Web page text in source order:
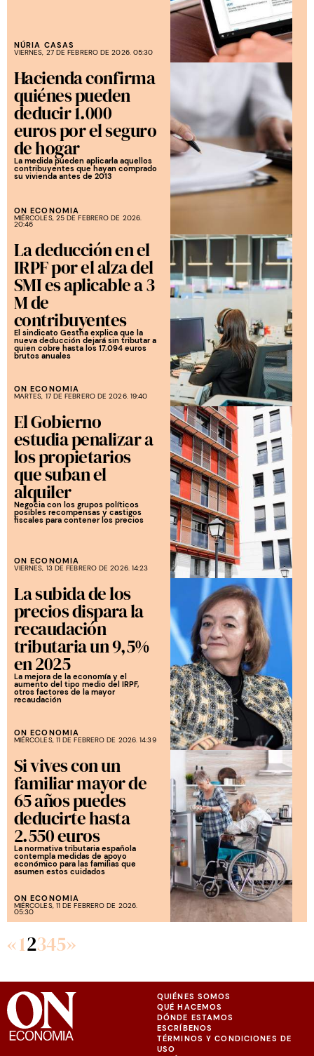
NÚRIA CASAS
VIERNES, 27 DE FEBRERO DE 2026. 05:30
Hacienda confirma
quiénes pueden
deducir 1.000
euros por el seguro
de hogar
La medida pueden aplicarla aquellos
contribuyentes que hayan comprado
su vivienda antes de 2013
ON ECONOMIA
MIÉRCOLES, 25 DE FEBRERO DE 2026.
20:46
La deducción en el
IRPF por el alza del
SMI es aplicable a 3
M de
contribuyentes
El sindicato Gestha explica que la
nueva deducción dejará sin tributar a
quien cobre hasta los 17.094 euros
brutos anuales
ON ECONOMIA
MARTES, 17 DE FEBRERO DE 2026. 19:40
El Gobierno
estudia penalizar a
los propietarios
que suban el
alquiler
Negocia con los grupos políticos
posibles recompensas y castigos
fiscales para contener los precios
ON ECONOMIA
VIERNES, 13 DE FEBRERO DE 2026. 14:23
La subida de los
precios dispara la
recaudación
tributaria un 9,5%
en 2025
La mejora de la economía y el
aumento del tipo medio del IRPF,
otros factores de la mayor
recaudación
ON ECONOMIA
MIÉRCOLES, 11 DE FEBRERO DE 2026. 14:39
Si vives con un
familiar mayor de
65 años puedes
deducirte hasta
2.550 euros
La normativa tributaria española
contempla medidas de apoyo
económico para las familias que
asumen estos cuidados
ON ECONOMIA
MIÉRCOLES, 11 DE FEBRERO DE 2026.
05:30
«12345»
QUIÉNES SOMOS
QUÉ HACEMOS
DÓNDE ESTAMOS
ESCRÍBENOS
TÉRMINOS Y CONDICIONES DE
USO